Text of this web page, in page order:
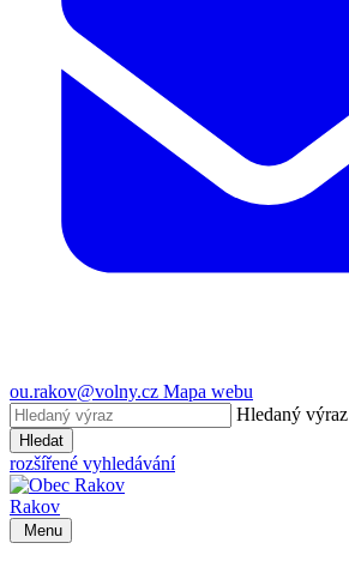
ou.rakov@volny.cz Mapa webu
Hledaný výraz
Hledat
rozšířené vyhledávání
Rakov
Menu